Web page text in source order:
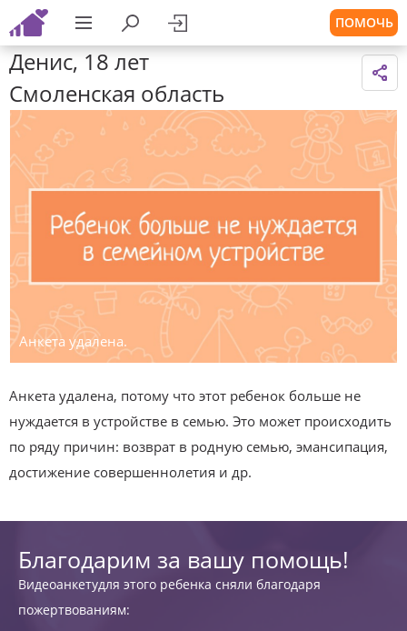
ПОМОЧЬ
Денис, 18 лет
Смоленская область
Анкета удалена.
Анкета удалена, потому что этот ребенок больше не
нуждается в устройстве в семью. Это может происходить
по ряду причин: возврат в родную семью, эмансипация,
достижение совершеннолетия и др.
Благодарим за вашу помощь!
Видеоанкетудля этого ребенка сняли благодаря
пожертвованиям: